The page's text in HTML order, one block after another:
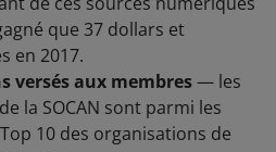
que 37 dollars et
en 2017.
versés aux membres— les
la SOCAN sont parmi les
10 des organisations de